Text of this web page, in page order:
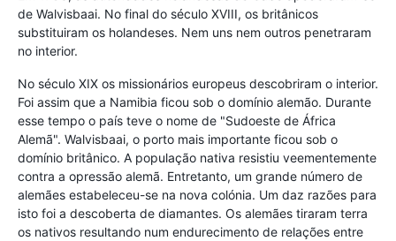
de Walvisbaai. No final do século XVIII, os britânicos
substituiram os holandeses. Nem uns nem outros penetraram
no interior.
No século XIX os missionários europeus descobriram o interior.
Foi assim que a Namibia ficou sob o domínio alemão. Durante
esse tempo o país teve o nome de "Sudoeste de África
Alemã". Walvisbaai, o porto mais importante ficou sob o
domínio britânico. A população nativa resistiu veementemente
contra a opressão alemã. Entretanto, um grande número de
alemães estabeleceu-se na nova colónia. Um daz razões para
isto foi a descoberta de diamantes. Os alemães tiraram terra
os nativos resultando num endurecimento de relações entre